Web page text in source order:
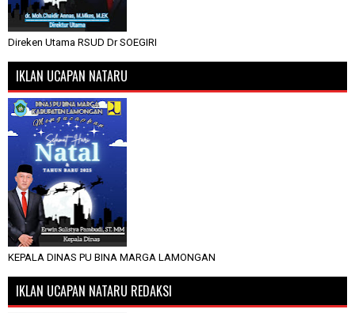
Direken Utama RSUD Dr SOEGIRI
IKLAN UCAPAN NATARU
KEPALA DINAS PU BINA MARGA LAMONGAN
IKLAN UCAPAN NATARU REDAKSI